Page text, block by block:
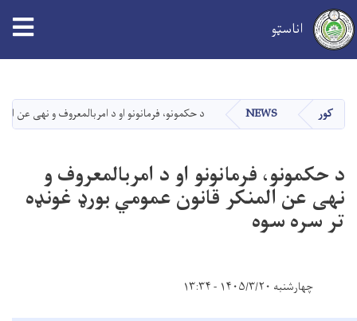
دانګل
اناسټو
کور NEWS د حکمونو، فرمانونو او د امربالمعروف و نهی عن
د حکمونو، فرمانونو او د امربالمعروف و
نهی عن المنکر قانون عمومي بورډ غونډه
تر سره سوه
چهارشنبه ۱۴۰۵/۳/۲۰ - ۱۳:۳۴